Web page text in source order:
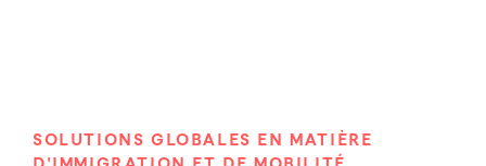
SOLUTIONS GLOBALES EN MATIÈRE